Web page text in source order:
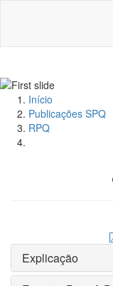
Início
Publicações SPQ
RPQ
Explicação